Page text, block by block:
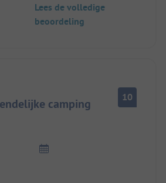
zou herzien moeten worden,
niet uitzetten om je in te
Lees de volledige
beoordeling
camping 10